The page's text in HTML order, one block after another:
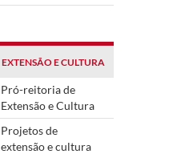
EXTENSÃO E CULTURA
Pró-reitoria de
Extensão e Cultura
Projetos de
extensão e cultura